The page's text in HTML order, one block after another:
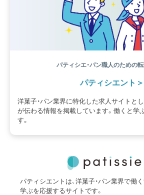
パティシエ・パン職人のための
パティシエント
洋菓子・パン業界に特化した求人サイトと
が伝わる情報を掲載しています。働くと学
す。
パティシエントは、洋菓子・パン業界で働
学ぶを応援するサイトです。